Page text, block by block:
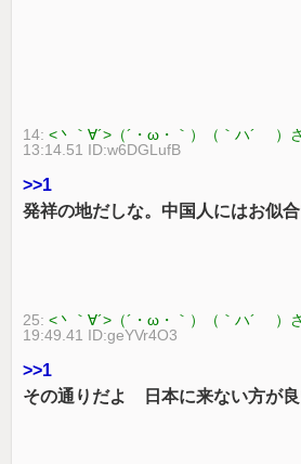
14:<丶｀∀´>（´・ω・｀）（｀ハ´ ）
13:14.51 ID:w6DGLufB
>>1
発祥の地だしな。中国人にはお似
25:<丶｀∀´>（´・ω・｀）（｀ハ´ ）
19:49.41 ID:geYVr4O3
>>1
その通りだよ 日本に来ない方が